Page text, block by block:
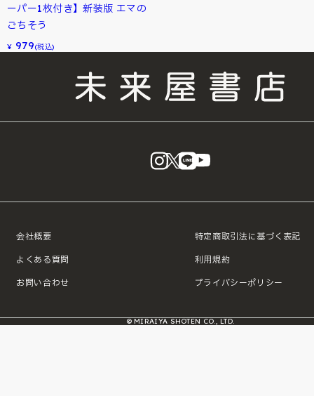
ーパー1枚付き】新装版 エマの
ごちそう
¥ 979(税込)
instagram
X LINE
会社概要
よくある質問
お問い合わせ
特定商取引法に基づく表記
利用規約
プライバシーポリシー
© MIRAIYA SHOTEN CO., LTD.